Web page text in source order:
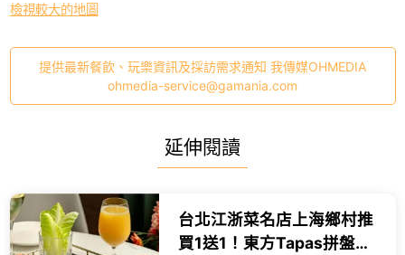
檢視較大的地圖
提供最新餐飲、玩樂資訊及採訪需求通知 我傳媒OHMEDIA
ohmedia-service@gamania.com
延伸閱讀
台北江浙菜名店上海鄉村推
買1送1！東方Tapas拼盤配